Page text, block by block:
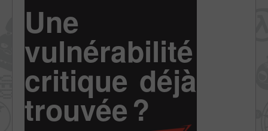
Une
vulnérabilité
critique déjà
trouvée ?